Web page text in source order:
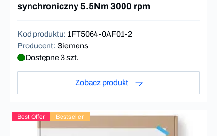
synchroniczny 5.5Nm 3000 rpm
Kod produktu: 1FT5064-0AF01-2
Producent: Siemens
Dostępne 3 szt.
Zobacz produkt
Best Offer Bestseller